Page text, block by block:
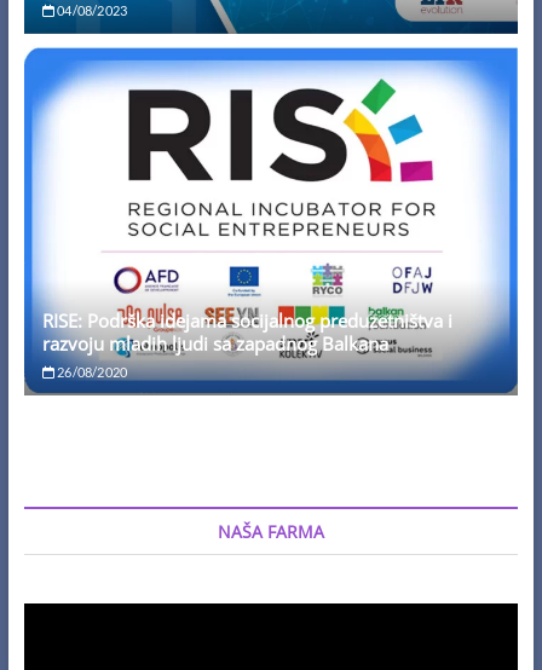
04/08/2023
RISE: Podrška idejama socijalnog preduzetništva i
razvoju mladih ljudi sa zapadnog Balkana
26/08/2020
NAŠA FARMA